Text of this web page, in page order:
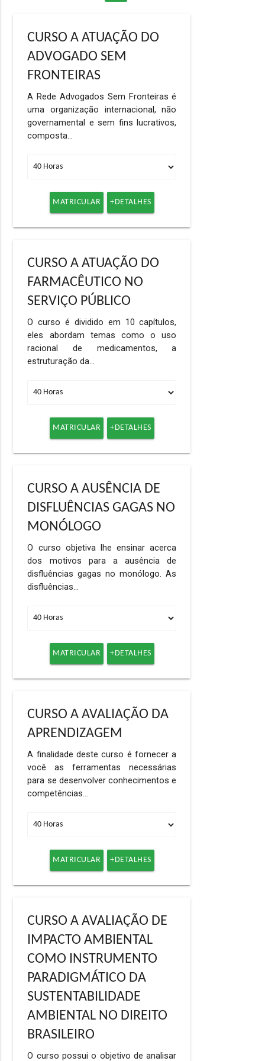
CURSO A ATUAÇÃO DO
ADVOGADO SEM
FRONTEIRAS
A Rede Advogados Sem Fronteiras é
uma organização internacional, não
governamental e sem fins lucrativos,
composta…
MATRICULAR +DETALHES
CURSO A ATUAÇÃO DO
FARMACÊUTICO NO
SERVIÇO PÚBLICO
O curso é dividido em 10 capítulos,
eles abordam temas como o uso
racional de medicamentos, a
estruturação da…
MATRICULAR +DETALHES
CURSO A AUSÊNCIA DE
DISFLUÊNCIAS GAGAS NO
MONÓLOGO
O curso objetiva lhe ensinar acerca
dos motivos para a ausência de
disfluências gagas no monólogo. As
disfluências…
MATRICULAR +DETALHES
CURSO A AVALIAÇÃO DA
APRENDIZAGEM
A finalidade deste curso é fornecer a
você as ferramentas necessárias
para se desenvolver conhecimentos e
competências…
MATRICULAR +DETALHES
CURSO A AVALIAÇÃO DE
IMPACTO AMBIENTAL
COMO INSTRUMENTO
PARADIGMÁTICO DA
SUSTENTABILIDADE
AMBIENTAL NO DIREITO
BRASILEIRO
O curso possui o objetivo de analisar